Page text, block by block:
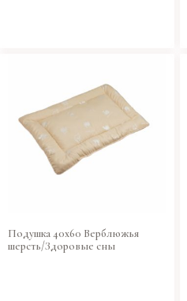
Подушка 40х60 Верблюжья
шерсть/Здоровые сны